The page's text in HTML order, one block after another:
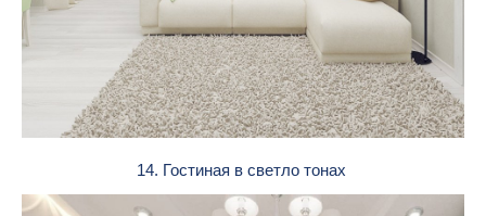
14. Гостиная в светло тонах